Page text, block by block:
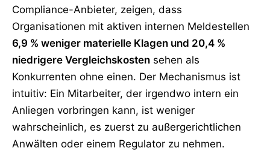
Compliance-Anbieter, zeigen, dass
Organisationen mit aktiven internen Meldestellen
6,9 % weniger materielle Klagen und 20,4 %
niedrigere Vergleichskosten sehen als
Konkurrenten ohne einen. Der Mechanismus ist
intuitiv: Ein Mitarbeiter, der irgendwo intern ein
Anliegen vorbringen kann, ist weniger
wahrscheinlich, es zuerst zu außergerichtlichen
Anwälten oder einem Regulator zu nehmen.